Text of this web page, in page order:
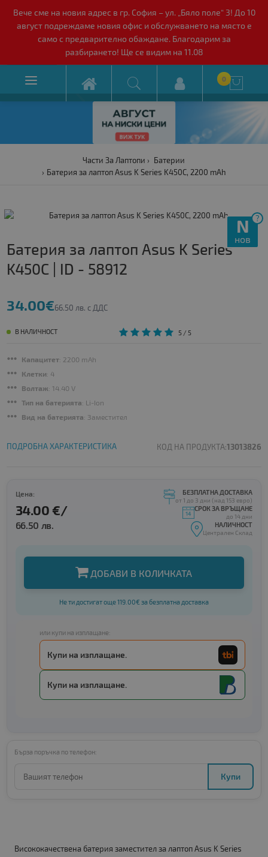
Вече сме на новия адрес в гр. София – ул. „Бяло поле“ 3! До 10
август подреждаме новия офис и обслужването на място е
само с предварително обаждане. Благодарим за
разбирането! Ще се видим на 11.08
 0 
Части За Лаптопи
Батерии
Батерия за лаптоп Asus K Series K450C, 2200 mAh
?
N
нов
Батерия за лаптоп Asus K Series
K450C | ID - 58912
34.00€66.50 лв. с ДДС
В НАЛИЧНОСТ 5/ 5
Капацитет: 2200 mAh
Клетки: 4
Волтаж: 14.40 V
Тип на батерията: Li-Ion
Вид на батерията: Заместител
ПОДРОБНА ХАРАКТЕРИСТИКА КОД НА ПРОДУКТА:13013826
Цена:
34.00 €/
66.50 лв.
БЕЗПЛАТНА ДОСТАВКА
от 1 до 3 дни (над 153 евро)
СРОК ЗА ВРЪЩАНЕ
до 14 дни
НАЛИЧНОСТ
Централен Склад
ДОБАВИ В КОЛИЧКАТА
Не ти достигат още 119.00€ за безплатна доставка
или купи на изплащане:
Купи на изплащане.
Купи на изплащане.
Бърза поръчка по телефон:
Купи
Висококачествена батерия заместител за лаптоп Asus K Series